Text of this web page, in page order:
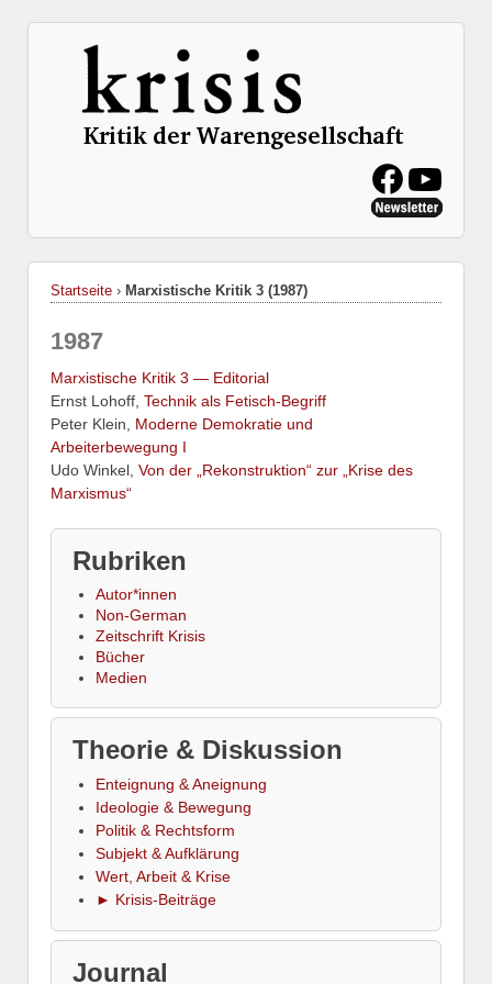
Startseite › Marxistische Kritik 3 (1987)
1987
Marxistische Kritik 3 — Editorial
Ernst Lohoff, Technik als Fetisch-Begriff
Peter Klein, Moderne Demokratie und
Arbeiterbewegung I
Udo Winkel, Von der „Rekonstruktion“ zur „Krise des
Marxismus“
Rubriken
Autor*innen
Non-German
Zeitschrift Krisis
Bücher
Medien
Theorie & Diskussion
Enteignung & Aneignung
Ideologie & Bewegung
Politik & Rechtsform
Subjekt & Aufklärung
Wert, Arbeit & Krise
► Krisis-Beiträge
Journal